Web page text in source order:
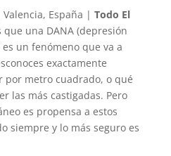
España | Todo El
una DANA (depresión
un fenómeno que va a
exactamente
por metro cuadrado, o qué
las más castigadas. Pero
es propensa a estos
siempre y lo más seguro es